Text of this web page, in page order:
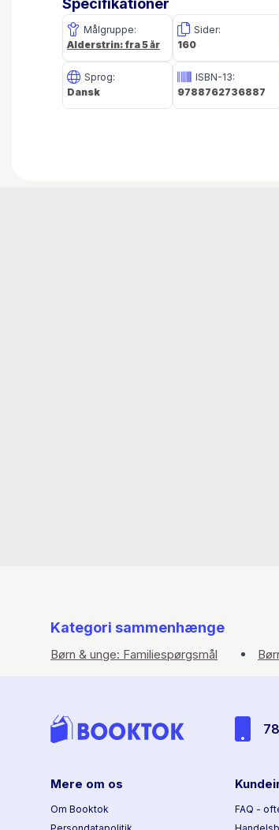
Specifikationer
Målgruppe:
Alderstrin: fra 5 år
Sprog:
Dansk
Sider:
160
ISBN-13:
9788762736887
Kategori sammenhænge
Børn & unge: Familiespørgsmål
Mere om os
Om Booktok
FAQ -